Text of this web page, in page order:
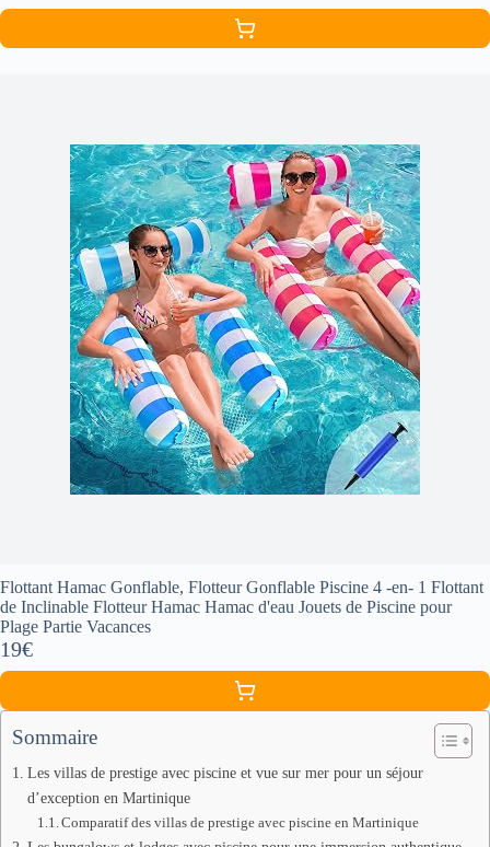
Flottant Hamac Gonflable, Flotteur Gonflable Piscine 4 -en- 1 Flottant
de Inclinable Flotteur Hamac Hamac d'eau Jouets de Piscine pour
Plage Partie Vacances
19€
Sommaire
Les villas de prestige avec piscine et vue sur mer pour un séjour
d’exception en Martinique
Comparatif des villas de prestige avec piscine en Martinique